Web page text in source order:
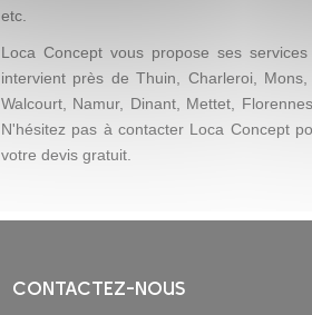
etc.
Loca Concept vous propose ses
intervient près de Thuin, Charleroi,
Walcourt, Namur, Dinant, Mettet,
N'hésitez pas à contacter Loca Concept
votre devis gratuit.
CONTACTEZ-NOUS